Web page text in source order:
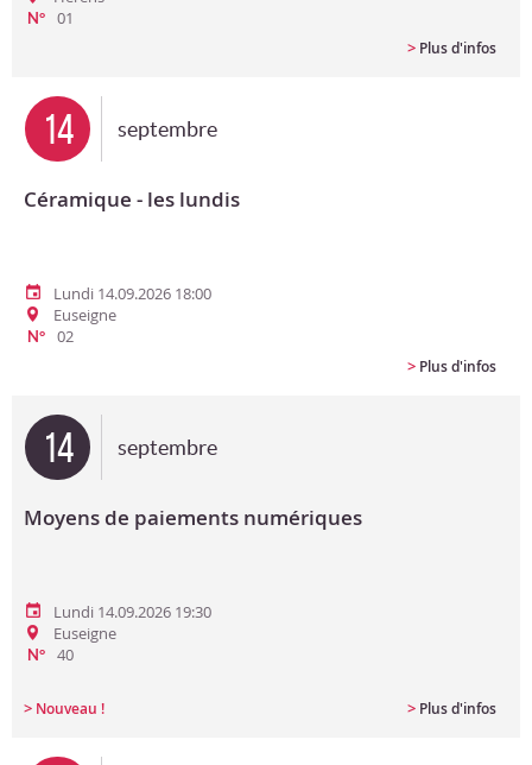
N°
01
> Plus d'infos
14 septembre
Céramique - les lundis
Lundi 14.09.2026 18:00
Euseigne
N°
02
> Plus d'infos
14 septembre
Moyens de paiements numériques
Lundi 14.09.2026 19:30
Euseigne
N° 40
> Nouveau ! > Plus d'infos